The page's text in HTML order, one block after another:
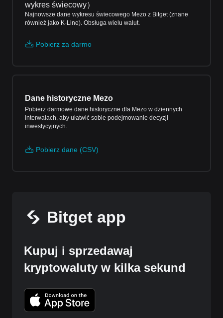
wykres świecowy）
Najnowsze dane wykresu świecowego Mezo z Bitget (znane
również jako K-Line). Obsługa wielu walut.
Pobierz za darmo
Dane historyczne Mezo
Pobierz darmowe dane historyczne dla Mezo w dziennych
interwałach, aby ułatwić sobie podejmowanie decyzji
inwestycyjnych.
Pobierz dane (CSV)
Bitget app
Kupuj i sprzedawaj
kryptowaluty w kilka sekund